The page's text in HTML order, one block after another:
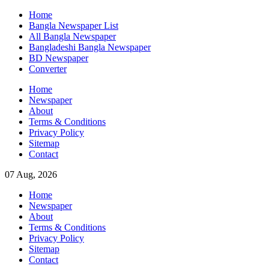
Skip
content
Home
Bangla Newspaper List
All Bangla Newspaper
Bangladeshi Bangla Newspaper
BD Newspaper
Converter
Home
Newspaper
About
Terms & Conditions
Privacy Policy
Sitemap
Contact
07 Aug, 2026
Home
Newspaper
About
Terms & Conditions
Privacy Policy
Sitemap
Contact